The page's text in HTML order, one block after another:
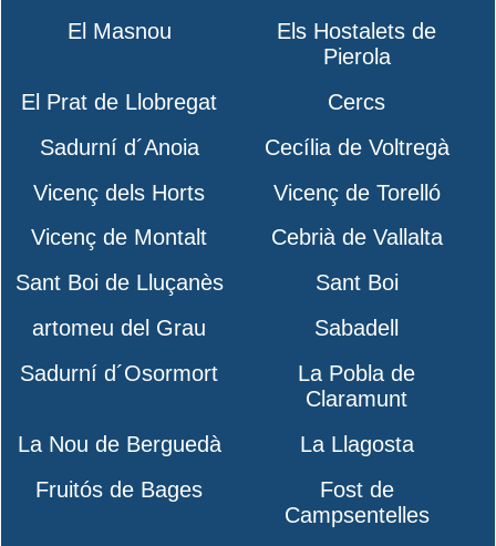
El Masnou
Els Hostalets de
Pierola
El Prat de Llobregat
Cercs
Sadurní d´Anoia
Cecília de Voltregà
Vicenç dels Horts
Vicenç de Torelló
Vicenç de Montalt
Cebrià de Vallalta
Sant Boi de Lluçanès
Sant Boi
artomeu del Grau
Sabadell
Sadurní d´Osormort
La Pobla de
Claramunt
La Nou de Berguedà
La Llagosta
Fruitós de Bages
Fost de
Campsentelles